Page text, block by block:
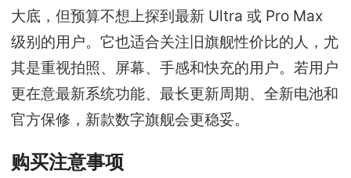
大底，但预算不想上探到最新 Ultra 或 Pro Max
级别的用户。它也适合关注旧旗舰性价比的人，尤
其是重视拍照、屏幕、手感和快充的用户。若用户
更在意最新系统功能、最长更新周期、全新电池和
官方保修，新款数字旗舰会更稳妥。
购买注意事项